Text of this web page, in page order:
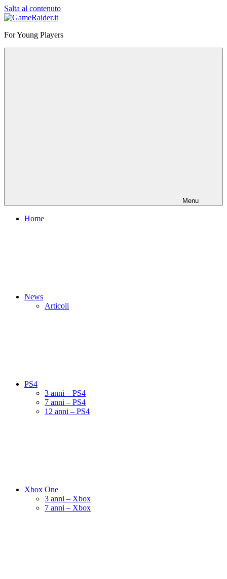
Salta al contenuto
GameRaider.it
For Young Players
Menu
Home
News
Articoli
PS4
3 anni – PS4
7 anni – PS4
12 anni – PS4
Xbox One
3 anni – Xbox
7 anni – Xbox